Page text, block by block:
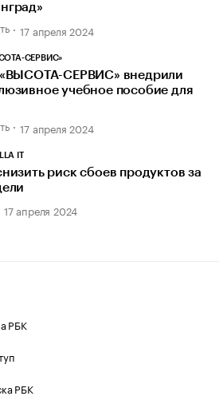
17 апреля 2024
СЕРВИС»
СЕРВИС» внедрили
учебное пособие для
17 апреля 2024
IT
риск сбоев продуктов за
17 апреля 2024
РБК
РБК